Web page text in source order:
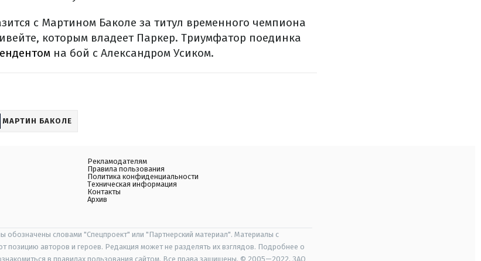
с Мартином Баколе за титул временного чемпиона
которым владеет Паркер. Триумфатор поединка
на бой с Александром Усиком.
МАРТИН БАКОЛЕ
Рекламодателям
Правила пользования
Политика конфиденциальности
Техническая информация
Контакты
Архив
обозначены словами "Спецпроект" или "Партнерский материал". Материалы с
позицию авторов и героев. Редакция может не разделять их взглядов. Подробнее о
в правилах пользования сайтом. Все права защищены. © 2005—2022, ЗАО